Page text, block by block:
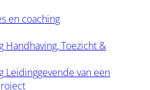
en coaching
Handhaving, Toezicht &
Leidinggevende van een